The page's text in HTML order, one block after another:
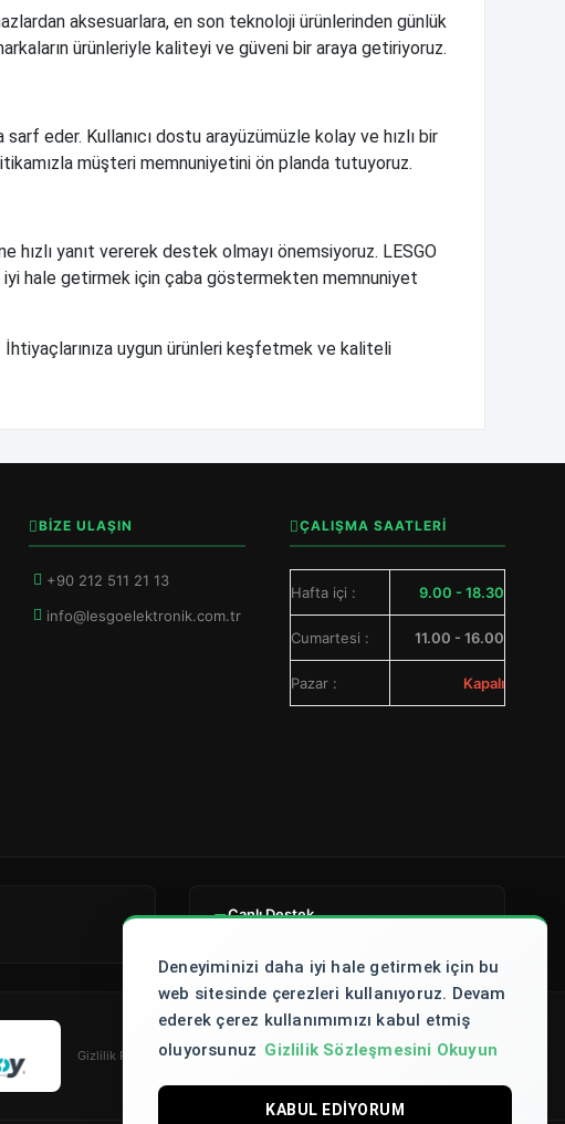
Deneyiminizi daha iyi hale getirmek için bu
web sitesinde çerezleri kullanıyoruz. Devam
ederek çerez kullanımımızı kabul etmiş
oluyorsunuz Gizlilik Sözleşmesini Okuyun
KABUL EDIYORUM
aksesuarlara, en son teknoloji ürünlerinden günlük
ürünleriyle kaliteyi ve güveni bir araya getiriyoruz.
eder. Kullanıcı dostu arayüzümüzle kolay ve hızlı bir
müşteri memnuniyetini ön planda tutuyoruz.
yanıt vererek destek olmayı önemsiyoruz. LESGO
iyi hale getirmek için çaba göstermekten memnuniyet
İhtiyaçlarınıza uygun ürünleri keşfetmek ve kaliteli
BİZE ULAŞIN
+90 212 511 21 13
info@lesgoelektronik.com.tr
ÇALIŞMA SAATLERİ
Hafta içi : 9.00 - 18.30
Cumartesi : 11.00 - 16.00
Pazar : Kapalı
Canlı Destek
Gizlilik PolitikasıTeslimat Koşullarıİade PolitikasıMesafeli Satış Sözleşmesi